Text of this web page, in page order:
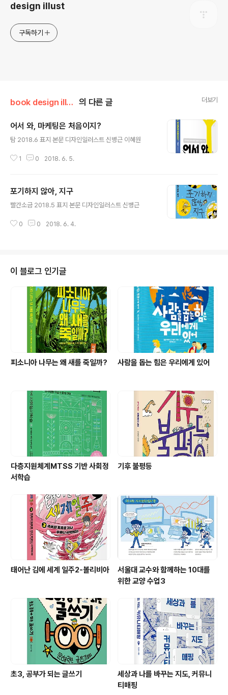
design illust
구독하기
book design illust 의 다른 글 더보기
어서 와, 마케팅은 처음이지?
탐 2018.6 표지 본문 디자인일러스트 신병근 이혜원
1 0 2018. 6. 5.
포기하지 않아, 지구
빨간소금 2018.5 표지 본문 디자인일러스트 신병근
0 0 2018. 6. 4.
이 블로그 인기글
피소니아 나무는 왜 새를 죽일까? 사람을 돕는 힘은 우리에게 있어
다층지원체계MTSS 기반 사회정
서학습
기후 불평등
태어난 김에 세계 일주2-볼리비아
서울대 교수와 함께하는 10대를
위한 교양 수업3
초3, 공부가 되는 글쓰기
세상과 나를 바꾸는 지도, 커뮤니
티매핑